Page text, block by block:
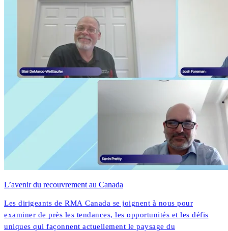
L’avenir du recouvrement au Canada
Les dirigeants de RMA Canada se joignent à nous pour
examiner de près les tendances, les opportunités et les défis
uniques qui façonnent actuellement le paysage du